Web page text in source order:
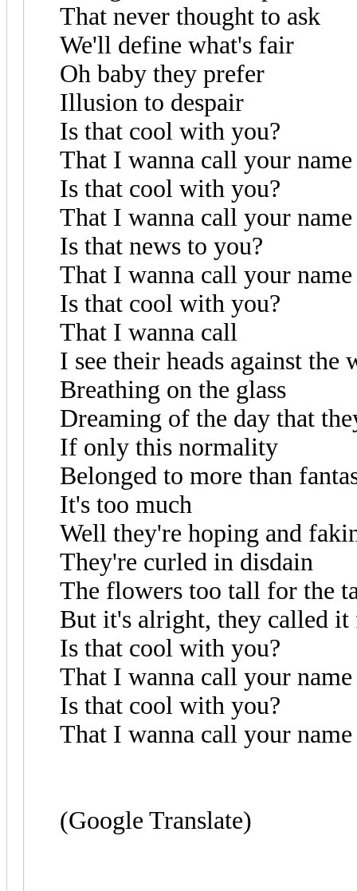
That never thought to ask
We'll define what's fair
Oh baby they prefer
Illusion to despair
Is that cool with you?
That I wanna call your name
Is that cool with you?
That I wanna call your name
Is that news to you?
That I wanna call your name
Is that cool with you?
That I wanna call
I see their heads against the
Breathing on the glass
Dreaming of the day that
If only this normality
Belonged to more than
It's too much
Well they're hoping and
They're curled in disdain
The flowers too tall for the
But it's alright, they called it
Is that cool with you?
That I wanna call your name
Is that cool with you?
That I wanna call your name
(Google Translate)